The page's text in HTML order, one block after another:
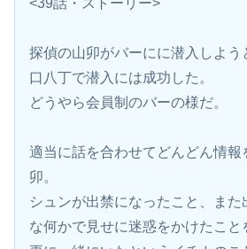
<39話・ストーリー>
探偵の山卯がバーにに潜入しよう
口八丁で潜入には成功した。
どうやら会員制のバーの様だ。
適当に話を合わせてどんどん情報
卯。
シュンが出禁になったこと、ま
な何かで見せに迷惑をかけたこと